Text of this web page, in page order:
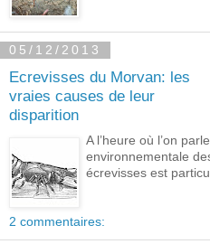
05/12/2013
Ecrevisses du Morvan: les
vraies causes de leur
disparition
A l’heure où l’on
environnementale
écrevisses est
2 commentaires: